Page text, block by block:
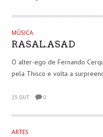
MÚSICA
RASAL.ASAD
O alter-ego de Fernando
pela Thisco e volta a
23 OUT 0
ARTES